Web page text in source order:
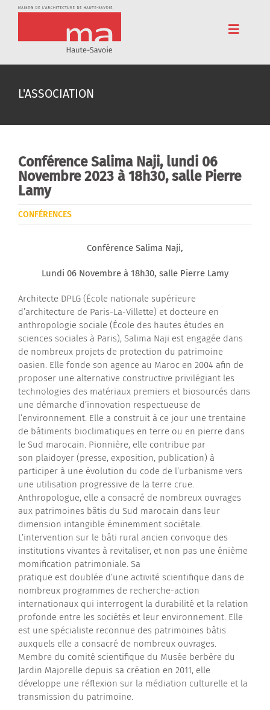
Passer
Toggle
Accueil
Cinéma
Pédagogie
Résidences
L'ASSOCIATION
Conférence Salima Naji, lundi 06
Novembre 2023 à 18h30, salle Pierre
Lamy
CONFÉRENCES
Conférence Salima Naji,
Lundi 06 Novembre à 18h30, salle Pierre Lamy
Architecte DPLG (École nationale supérieure
d’architecture de Paris-La-Villette) et docteure en
anthropologie sociale (École des hautes études en
sciences sociales à Paris), Salima Naji est engagée dans
de nombreux projets de protection du patrimoine
oasien. Elle fonde son agence au Maroc en 2004 afin de
proposer une alternative constructive privilégiant les
technologies des matériaux premiers et biosourcés dans
une démarche d’innovation respectueuse de
l’environnement. Elle a construit à ce jour une trentaine
de bâtiments bioclimatiques en terre ou en pierre dans
le Sud marocain. Pionnière, elle contribue par
son plaidoyer (presse, exposition, publication) à
participer à une évolution du code de l’urbanisme vers
une utilisation progressive de la terre crue.
Anthropologue, elle a consacré de nombreux ouvrages
aux patrimoines bâtis du Sud marocain dans leur
dimension intangible éminemment sociétale.
L’intervention sur le bâti rural ancien convoque des
institutions vivantes à revitaliser, et non pas une énième
momification patrimoniale. Sa
pratique est doublée d’une activité scientifique dans de
nombreux programmes de recherche-action
internationaux qui interrogent la durabilité et la relation
profonde entre les sociétés et leur environnement. Elle
est une spécialiste reconnue des patrimoines bâtis
auxquels elle a consacré de nombreux ouvrages.
Membre du comité scientifique du Musée berbère du
Jardin Majorelle depuis sa création en 2011, elle
développe une réflexion sur la médiation culturelle et la
transmission du patrimoine.